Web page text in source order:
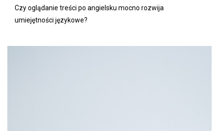
Czy oglądanie treści po angielsku mocno rozwija
umiejętności językowe?